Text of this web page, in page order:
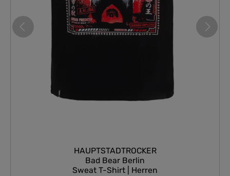
HAUPTSTADTROCKER
Bad Bear Berlin
Sweat T-Shirt | Herren